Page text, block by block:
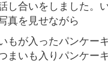
し合いをしました。
真を見せながら
もが入ったパンケー
まいも入りパンケー